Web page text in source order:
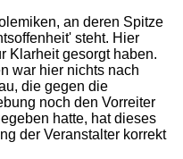
an deren Spitze
steht. Hier
Klarheit gesorgt haben.
war hier nichts nach
die gegen die
noch den Vorreiter
hatte, hat dieses
der Veranstalter korrekt